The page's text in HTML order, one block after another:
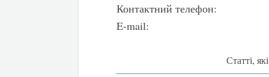
Контактний телефон:
E-mail:
Статті,